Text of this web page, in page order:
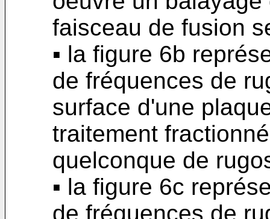
faisceau de fusion
▪ la figure 6b
de fréquences de
surface d'une
traitement
quelconque de
▪ la figure 6c
de fréquences de